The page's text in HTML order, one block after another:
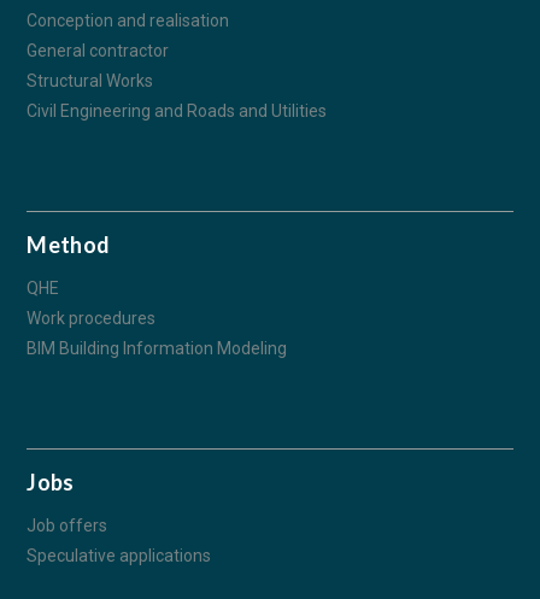
Conception and realisation
General contractor
Structural Works
Civil Engineering and Roads and Utilities
Method
QHE
Work procedures
BIM Building Information Modeling
Jobs
Job offers
Speculative applications